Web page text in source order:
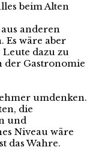
beim Alten
anderen
wäre aber
dazu zu
der Gastronomie
umdenken.
die
und
Niveau wäre
das Wahre.